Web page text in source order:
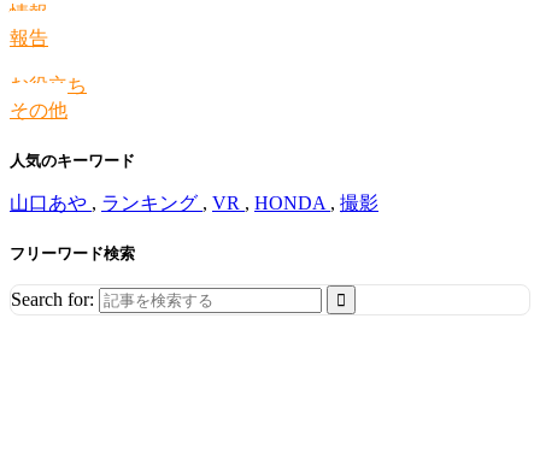
情報
報告
お役立ち
その他
人気のキーワード
山口あや , ランキング , VR , HONDA , 撮影
フリーワード検索
Search for: